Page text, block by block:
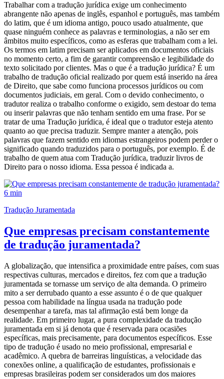
Trabalhar com a tradução jurídica exige um conhecimento
abrangente não apenas de inglês, espanhol e português, mas também
do latim, que é um idioma antigo, pouco usado atualmente, que
quase ninguém conhece as palavras e terminologias, a não ser em
âmbitos muito específicos, como as esferas que trabalham com a lei.
Os termos em latim precisam ser aplicados em documentos oficiais
no momento certo, a fim de garantir compreensão e legibilidade do
texto solicitado por clientes. Mas o que é a tradução jurídica? É um
trabalho de tradução oficial realizado por quem está inserido na área
de Direito, que sabe como funciona processos jurídicos ou com
documentos judiciais, em geral. Com o devido conhecimento, o
tradutor realiza o trabalho conforme o exigido, sem destoar do tema
ou inserir palavras que não tenham sentido em uma frase. Por se
tratar de uma Tradução jurídica, é ideal que o tradutor esteja atento
quanto ao que precisa traduzir. Sempre manter a atenção, pois
palavras que fazem sentido em idiomas estrangeiros podem perder o
significado quando traduzidos para o português, por exemplo. É de
trabalho de quem atua com Tradução jurídica, traduzir livros de
Direito para o nosso idioma. Essa pessoa é indicada a.
6 min
Tradução Juramentada
Que empresas precisam constantemente
de tradução juramentada?
A globalização, que intensifica a proximidade entre países, com suas
respectivas culturas, mercados e direitos, fez com que a tradução
juramentada se tornasse um serviço de alta demanda. O primeiro
mito a ser derrubado quanto a esse assunto é o de que qualquer
pessoa com habilidade na língua usada na tradução pode
desempenhar a tarefa, mas tal afirmação está bem longe da
realidade. Em primeiro lugar, a pura complexidade da tradução
juramentada em si já denota que é reservada para ocasiões
específicas, mais precisamente, para documentos específicos. Esse
tipo de tradução é usado no meio profissional, empresarial e
acadêmico. A quebra de barreiras linguísticas, a velocidade das
conexões online, a qualificação de estudantes, profissionais e
empresas brasileiras podem ser considerados um dos maiores